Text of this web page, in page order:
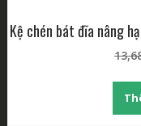
Kệ chén bát đĩa nâng